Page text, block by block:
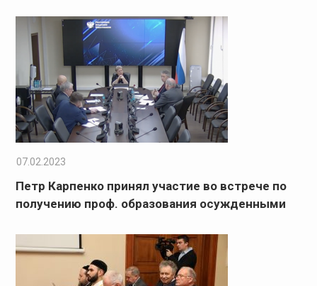
07.02.2023
Петр Карпенко принял участие во встрече по
получению проф. образования осужденными